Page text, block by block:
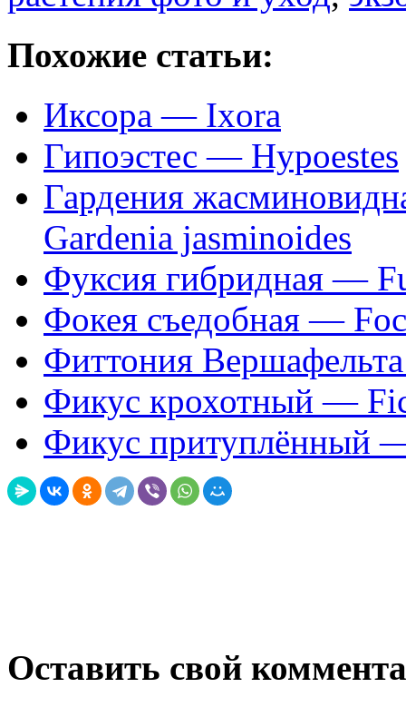
Похожие статьи:
Иксора — Ixora
Гипоэстес — Hypoestes
Гардения
Gardenia jasminoides
Фуксия гибридная —
Фокея съедобная —
Фиттония
Фикус крохотный —
Фикус притуплённый
Оставить свой